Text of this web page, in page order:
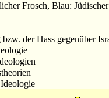
Frosch, Blau:
der Hass gegenüber